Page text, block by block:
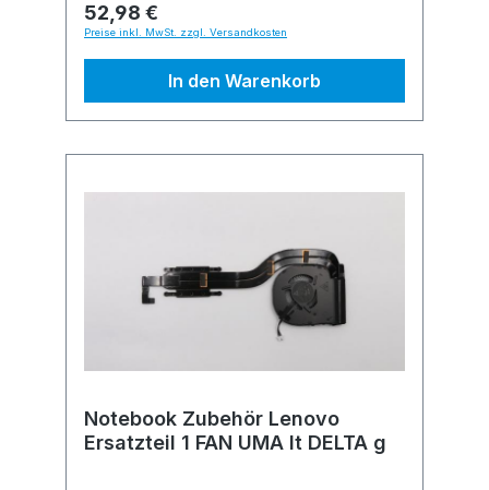
52,98 €
Preise inkl. MwSt. zzgl. Versandkosten
In den Warenkorb
Notebook Zubehör Lenovo
Ersatzteil 1 FAN UMA lt DELTA g